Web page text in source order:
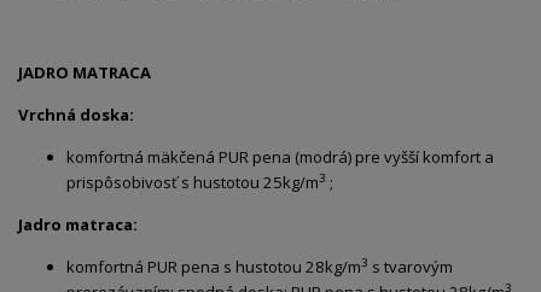
JADRO MATRACA
Vrchná doska:
komfortná mäkčená PUR pena (modrá) pre vyšší komfort a
prispôsobivosť s hustotou 25kg/m3 ;
Jadro matraca:
komfortná PUR pena s hustotou 28kg/m3 s tvarovým
3